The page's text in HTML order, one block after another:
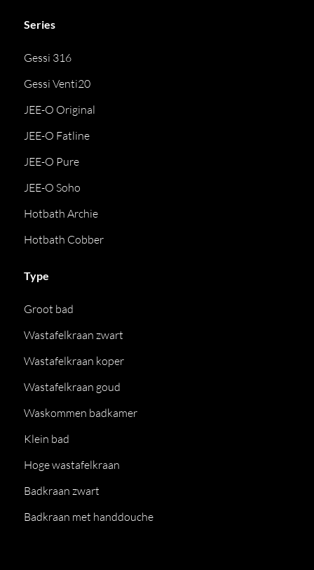
Series
Gessi 316
Gessi Venti20
JEE-O Original
JEE-O Fatline
JEE-O Pure
JEE-O Soho
Hotbath Archie
Hotbath Cobber
Type
Groot bad
Wastafelkraan zwart
Wastafelkraan koper
Wastafelkraan goud
Waskommen badkamer
Klein bad
Hoge wastafelkraan
Badkraan zwart
Badkraan met handdouche